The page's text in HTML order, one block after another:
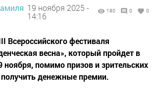
19 ноября 2025 -
14:16
180 0 0
Всероссийского фестиваля
весна», который пройдет в
ноября, помимо призов и зрительских
денежные премии.